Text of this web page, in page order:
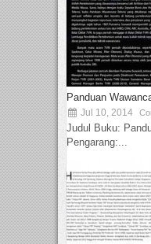
Panduan
Jul 10, 2014
Judul Buku:
Pengarang:...